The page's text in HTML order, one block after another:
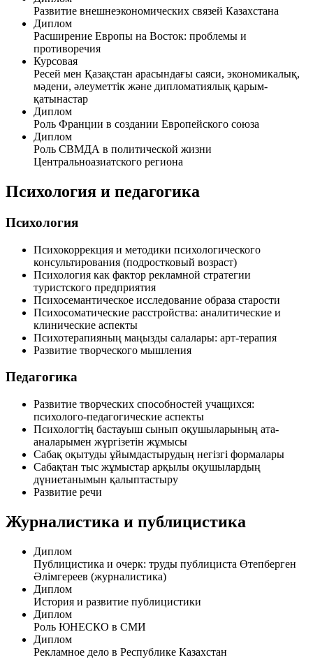
Развитие внешнеэкономических связей Казахстана
Диплом
Расширение Европы на Восток: проблемы и
противоречия
Курсовая
Ресей мен Қазақстан арасындағы саяси, экономикалық,
мәдени, әлеуметтік және дипломатиялық қарым-
қатынастар
Диплом
Роль Франции в создании Европейского союза
Диплом
Роль СВМДА в политической жизни
Центральноазиатского региона
Психология и педагогика
Психология
Психокоррекция и методики психологического
консультирования (подростковый возраст)
Психология как фактор рекламной стратегии
туристского предприятия
Психосемантическое исследование образа старости
Психосоматические расстройства: аналитические и
клинические аспекты
Психотерапияның маңызды салалары: арт-терапия
Развитие творческого мышления
Педагогика
Развитие творческих способностей учащихся:
психолого-педагогические аспекты
Психологтің бастауыш сынып оқушыларының ата-
аналарымен жүргізетін жұмысы
Сабақ оқытуды ұйымдастырудың негізгі формалары
Сабақтан тыс жұмыстар арқылы оқушылардың
дүниетанымын қалыптастыру
Развитие речи
Журналистика и публицистика
Диплом
Публицистика и очерк: труды публициста Өтепберген
Әлімгереев (журналистика)
Диплом
История и развитие публицистики
Диплом
Роль ЮНЕСКО в СМИ
Диплом
Рекламное дело в Республике Казахстан